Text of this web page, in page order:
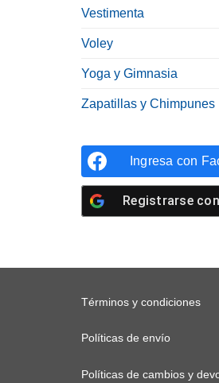
Vestimenta
Voley
Yoga y Gimnasia
Zapatillas y Chimpunes
Ingresa con
Registrarse con
Términos y condiciones
Políticas de envío
Políticas de cambios y